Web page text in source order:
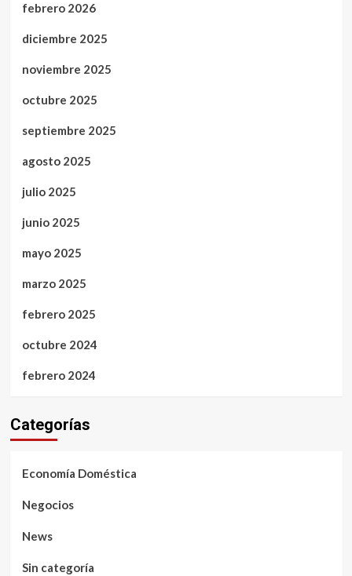
febrero 2026
diciembre 2025
noviembre 2025
octubre 2025
septiembre 2025
agosto 2025
julio 2025
junio 2025
mayo 2025
marzo 2025
febrero 2025
octubre 2024
febrero 2024
Categorías
Economía Doméstica
Negocios
News
Sin categoría